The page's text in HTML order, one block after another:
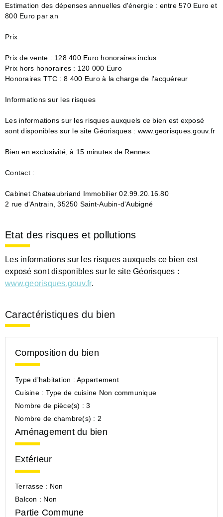
Estimation des dépenses annuelles d'énergie : entre 570 Euro et
800 Euro par an
Prix
Prix de vente : 128 400 Euro honoraires inclus
Prix hors honoraires : 120 000 Euro
Honoraires TTC : 8 400 Euro à la charge de l'acquéreur
Informations sur les risques
Les informations sur les risques auxquels ce bien est exposé
sont disponibles sur le site Géorisques : www.georisques.gouv.fr
Bien en exclusivité, à 15 minutes de Rennes
Contact :
Cabinet Chateaubriand Immobilier 02.99.20.16.80
2 rue d'Antrain, 35250 Saint-Aubin-d'Aubigné
Etat des risques et pollutions
Les informations sur les risques auxquels ce bien est
exposé sont disponibles sur le site Géorisques :
www.georisques.gouv.fr.
Caractéristiques du bien
Composition du bien
Type d'habitation : Appartement
Cuisine : Type de cuisine Non communique
Nombre de pièce(s) :3
Nombre de chambre(s) : 2
Aménagement du bien
Extérieur
Terrasse : Non
Balcon : Non
Partie Commune